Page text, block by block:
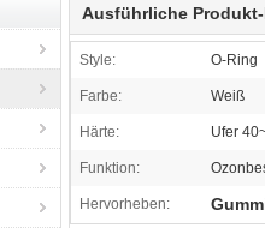
Ausführliche
Style: O-Ring
Farbe: Weiß
Härte: Ufer
Funktion:
Hervorheben: